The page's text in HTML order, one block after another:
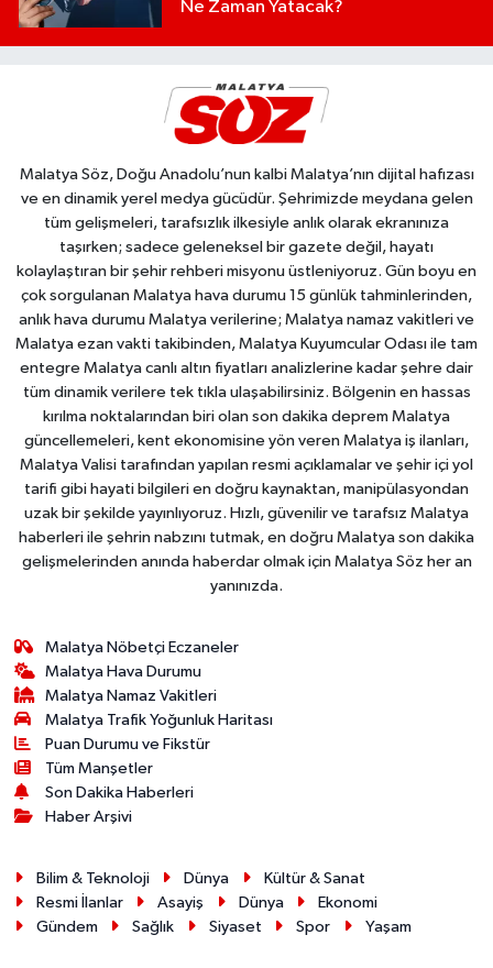
Ne Zaman Yatacak?
Malatya Söz, Doğu Anadolu’nun kalbi Malatya’nın dijital hafızası
ve en dinamik yerel medya gücüdür. Şehrimizde meydana gelen
tüm gelişmeleri, tarafsızlık ilkesiyle anlık olarak ekranınıza
taşırken; sadece geleneksel bir gazete değil, hayatı
kolaylaştıran bir şehir rehberi misyonu üstleniyoruz. Gün boyu en
çok sorgulanan Malatya hava durumu 15 günlük tahminlerinden,
anlık hava durumu Malatya verilerine; Malatya namaz vakitleri ve
Malatya ezan vakti takibinden, Malatya Kuyumcular Odası ile tam
entegre Malatya canlı altın fiyatları analizlerine kadar şehre dair
tüm dinamik verilere tek tıkla ulaşabilirsiniz. Bölgenin en hassas
kırılma noktalarından biri olan son dakika deprem Malatya
güncellemeleri, kent ekonomisine yön veren Malatya iş ilanları,
Malatya Valisi tarafından yapılan resmi açıklamalar ve şehir içi yol
tarifi gibi hayati bilgileri en doğru kaynaktan, manipülasyondan
uzak bir şekilde yayınlıyoruz. Hızlı, güvenilir ve tarafsız Malatya
haberleri ile şehrin nabzını tutmak, en doğru Malatya son dakika
gelişmelerinden anında haberdar olmak için Malatya Söz her an
yanınızda.
Malatya Nöbetçi Eczaneler
Malatya Hava Durumu
Malatya Namaz Vakitleri
Malatya Trafik Yoğunluk Haritası
Puan Durumu ve Fikstür
Tüm Manşetler
Son Dakika Haberleri
Haber Arşivi
Bilim & Teknoloji Dünya
Kültür & Sanat
Resmi İlanlar
Asayiş Dünya
Ekonomi
Gündem
Sağlık Siyaset Spor Yaşam